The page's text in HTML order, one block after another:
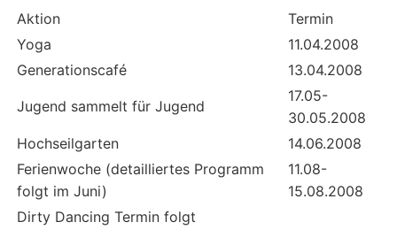
Aktion
Termin
Yoga
11.04.2008
Generationscafé
13.04.2008
Jugend sammelt für Jugend
17.05-
30.05.2008
Hochseilgarten
14.06.2008
Ferienwoche (detailliertes Programm
folgt im Juni)
11.08-
15.08.2008
Dirty Dancing Termin folgt